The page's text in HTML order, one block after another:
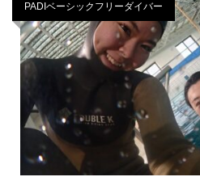
PADIベーシックフリーダイバー